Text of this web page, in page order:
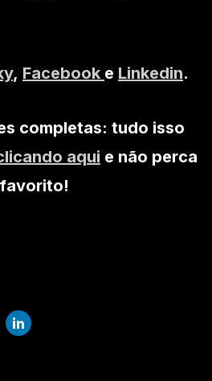
, Facebook e Linkedin.
completas: tudo isso
aqui e não perca